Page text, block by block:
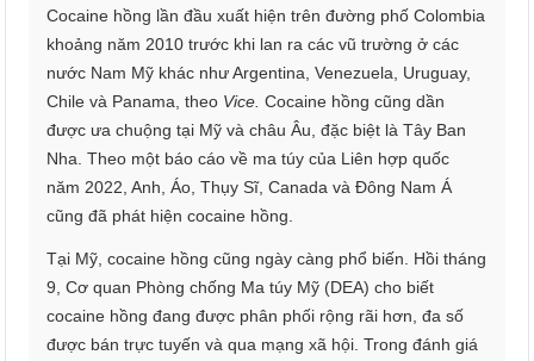
Cocaine hồng lần đầu xuất hiện trên đường phố Colombia
khoảng năm 2010 trước khi lan ra các vũ trường ở các
nước Nam Mỹ khác như Argentina, Venezuela, Uruguay,
Chile và Panama, theo Vice.Cocaine hồng cũng dần
được ưa chuộng tại Mỹ và châu Âu, đặc biệt là Tây Ban
Nha. Theo một báo cáo về ma túy của Liên hợp quốc
năm 2022, Anh, Áo, Thụy Sĩ, Canada và Đông Nam Á
cũng đã phát hiện cocaine hồng.
Tại Mỹ, cocaine hồng cũng ngày càng phổ biến. Hồi tháng
9, Cơ quan Phòng chống Ma túy Mỹ (DEA) cho biết
cocaine hồng đang được phân phối rộng rãi hơn, đa số
được bán trực tuyến và qua mạng xã hội. Trong đánh giá